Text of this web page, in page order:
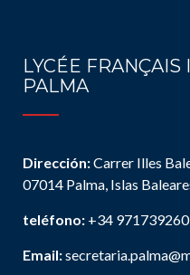
LYCÉE
PALMA
Dirección:Carrer Illes
07014 Palma, Islas
teléfono: +34 971739260
Email: